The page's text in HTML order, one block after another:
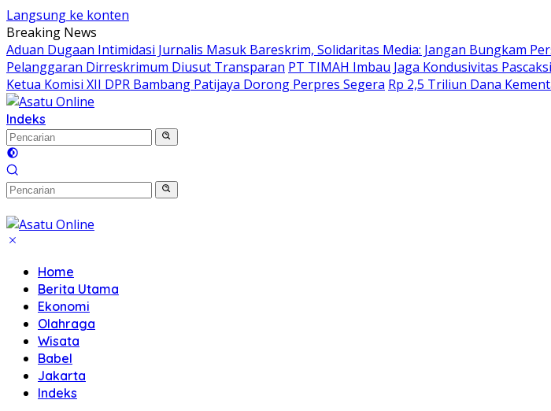
Langsung ke konten
Breaking News
Aduan Dugaan Intimidasi Jurnalis Masuk Bareskrim, Solidaritas Media: Jangan Bungkam
Pelanggaran Dirreskrimum Diusut Transparan PT TIMAH Imbau Jaga Kondusivitas
Ketua Komisi XII DPR Bambang Patijaya Dorong Perpres Segera Rp 2,5 Triliun Dana
Indeks
Home
Berita Utama
Ekonomi
Olahraga
Wisata
Babel
Jakarta
Indeks